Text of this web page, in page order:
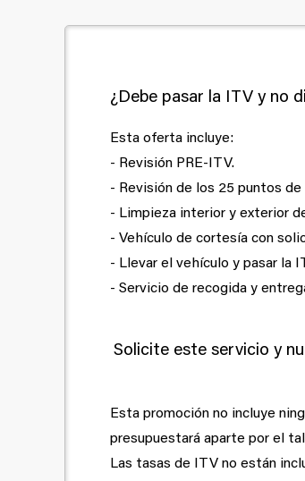
¿Debe pasar la ITV y no
Esta oferta incluye:
- Revisión PRE-ITV.
- Revisión de los 25 puntos
- Limpieza interior y exterior
- Vehículo de cortesía con
- Llevar el vehículo y pasar la
- Servicio de recogida y
Solicite este servicio y
Esta promoción no incluye
presupuestará aparte por el
Las tasas de ITV no están